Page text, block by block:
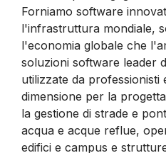
Forniamo software
l'infrastruttura mondiale,
l'economia globale che
soluzioni software leader
utilizzate da professionisti
dimensione per la
la gestione di strade e
acqua e acque reflue,
edifici e campus e